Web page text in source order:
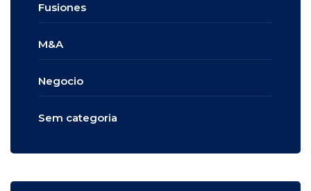
Fusiones
M&A
Negocio
Sem categoria